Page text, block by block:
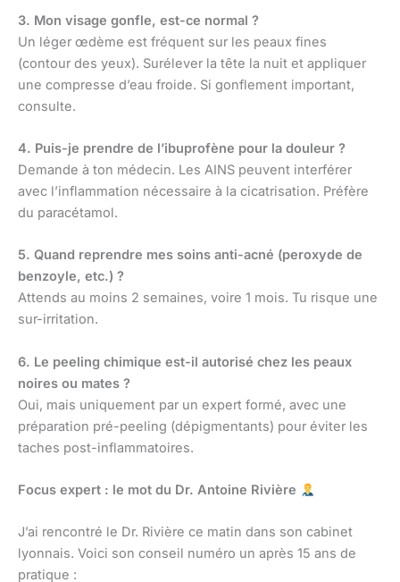
3. Mon visage gonfle, est-ce normal ?
Un léger œdème est fréquent sur les peaux fines
(contour des yeux). Surélever la tête la nuit et appliquer
une compresse d’eau froide. Si gonflement important,
consulte.
4. Puis-je prendre de l’ibuprofène pour la douleur ?
Demande à ton médecin. Les AINS peuvent interférer
avec l’inflammation nécessaire à la cicatrisation. Préfère
du paracétamol.
5. Quand reprendre mes soins anti-acné (peroxyde de
benzoyle, etc.) ?
Attends au moins 2 semaines, voire 1 mois. Tu risque une
sur-irritation.
6. Le peeling chimique est-il autorisé chez les peaux
noires ou mates ?
Oui, mais uniquement par un expert formé, avec une
préparation pré-peeling (dépigmentants) pour éviter les
taches post-inflammatoires.
Focus expert : le mot du Dr. Antoine Rivière
J’ai rencontré le Dr. Rivière ce matin dans son cabinet
lyonnais. Voici son conseil numéro un après 15 ans de
pratique :